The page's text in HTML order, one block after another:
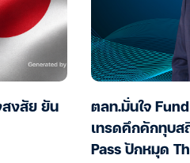
สงสัย ยัน
ตลท.มั่นใจ
เทรดคึกคักทุบส
Pass ปักหมุด